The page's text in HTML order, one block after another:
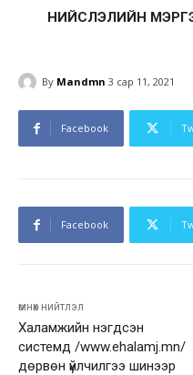
НИЙСЛЭЛИЙН
By Mandmn 3 сар 11, 2021
Facebook
Facebook
өмнөх нийтлэл
Халамжийн нэгдсэн
системд /www.ehalamj.mn/
дөрвөн үйлчилгээ шинээр